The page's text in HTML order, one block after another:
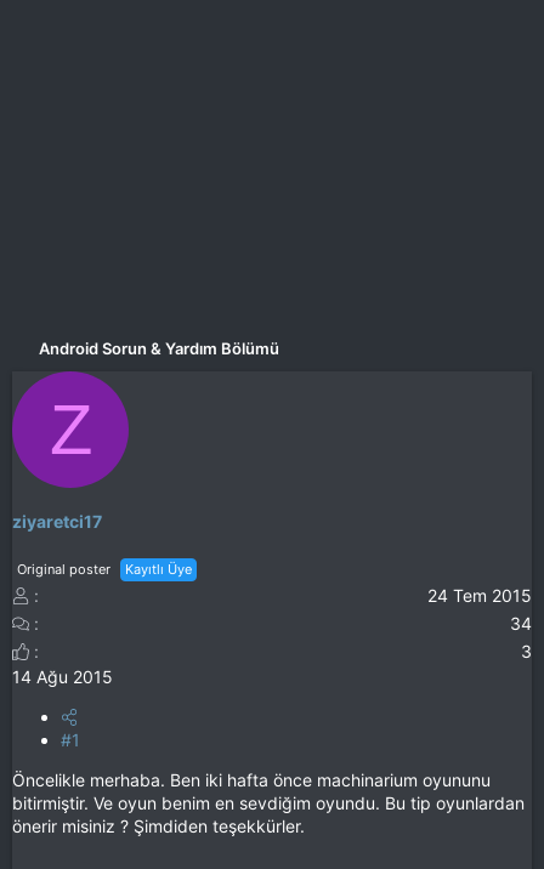
Android Sorun & Yardım Bölümü
Z
ziyaretci17
Original poster Kayıtlı Üye
24 Tem 2015
34
3
14 Ağu 2015
#1
Öncelikle merhaba. Ben iki hafta önce machinarium oyununu
bitirmiştir. Ve oyun benim en sevdiğim oyundu. Bu tip oyunlardan
önerir misiniz ? Şimdiden teşekkürler.